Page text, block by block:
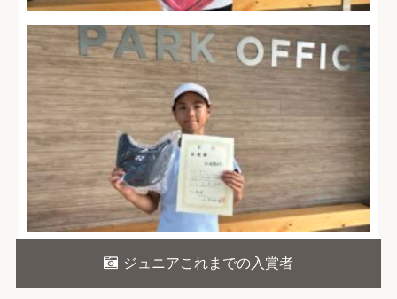
ジュニアこれまでの入賞者